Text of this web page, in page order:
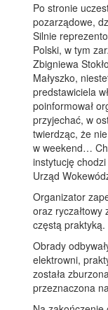
Po stronie
pozarządowe,
Silnie
Polski, w tym
Zbigniewa
Małyszko,
predstawiciela
poinformował
przyjechać, w
twierdząc, że
w weekend…
instytucję
Urząd
Organizator
oraz
częstą praktyką.
Obrady
elektrowni,
została
przeznaczona